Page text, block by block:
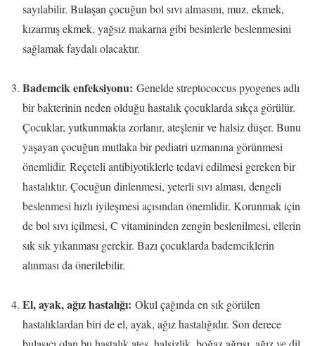
sayılabilir. Bulaşan çocuğun bol sıvı almasını, muz, ekmek,
kızarmış ekmek, yağsız makarna gibi besinlerle beslenmesini
sağlamak faydalı olacaktır.
Bademcik enfeksiyonu: Genelde streptococcus pyogenes adlı
bir bakterinin neden olduğu hastalık çocuklarda sıkça görülür.
Çocuklar, yutkunmakta zorlanır, ateşlenir ve halsiz düşer. Bunu
yaşayan çocuğun mutlaka bir pediatri uzmanına görünmesi
önemlidir. Reçeteli antibiyotiklerle tedavi edilmesi gereken bir
hastalıktır. Çocuğun dinlenmesi, yeterli sıvı alması, dengeli
beslenmesi hızlı iyileşmesi açısından önemlidir. Korunmak için
de bol sıvı içilmesi, C vitamininden zengin beslenilmesi, ellerin
sık sık yıkanması gerekir. Bazı çocuklarda bademciklerin
alınması da önerilebilir.
El, ayak, ağız hastalığı: Okul çağında en sık görülen
hastalıklardan biri de el, ayak, ağız hastalığıdır. Son derece